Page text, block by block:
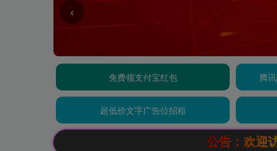
‹
免费领支付宝红包 腾
超低价文字广告位招租
公告：欢迎访问辰光资源网，本